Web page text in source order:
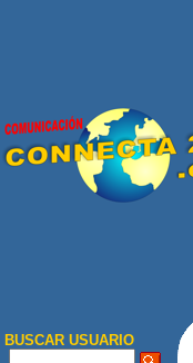
BUSCAR USUARIO